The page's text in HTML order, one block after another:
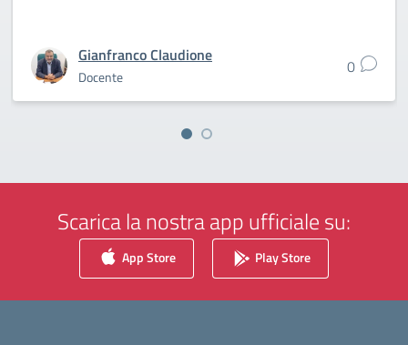
Gianfranco Claudione
Docente 0
Scarica la nostra app ufficiale su:
App Store Play Store